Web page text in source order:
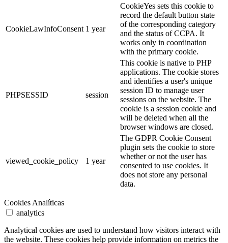
CookieLawInfoConsent 1 year
CookieYes sets this cookie to
record the default button state
of the corresponding category
and the status of CCPA. It
works only in coordination
with the primary cookie.
PHPSESSID session
This cookie is native to PHP
applications. The cookie stores
and identifies a user's unique
session ID to manage user
sessions on the website. The
cookie is a session cookie and
will be deleted when all the
browser windows are closed.
viewed_cookie_policy 1 year
The GDPR Cookie Consent
plugin sets the cookie to store
whether or not the user has
consented to use cookies. It
does not store any personal
data.
Cookies Analíticas
analytics
Analytical cookies are used to understand how visitors interact with
the website. These cookies help provide information on metrics the